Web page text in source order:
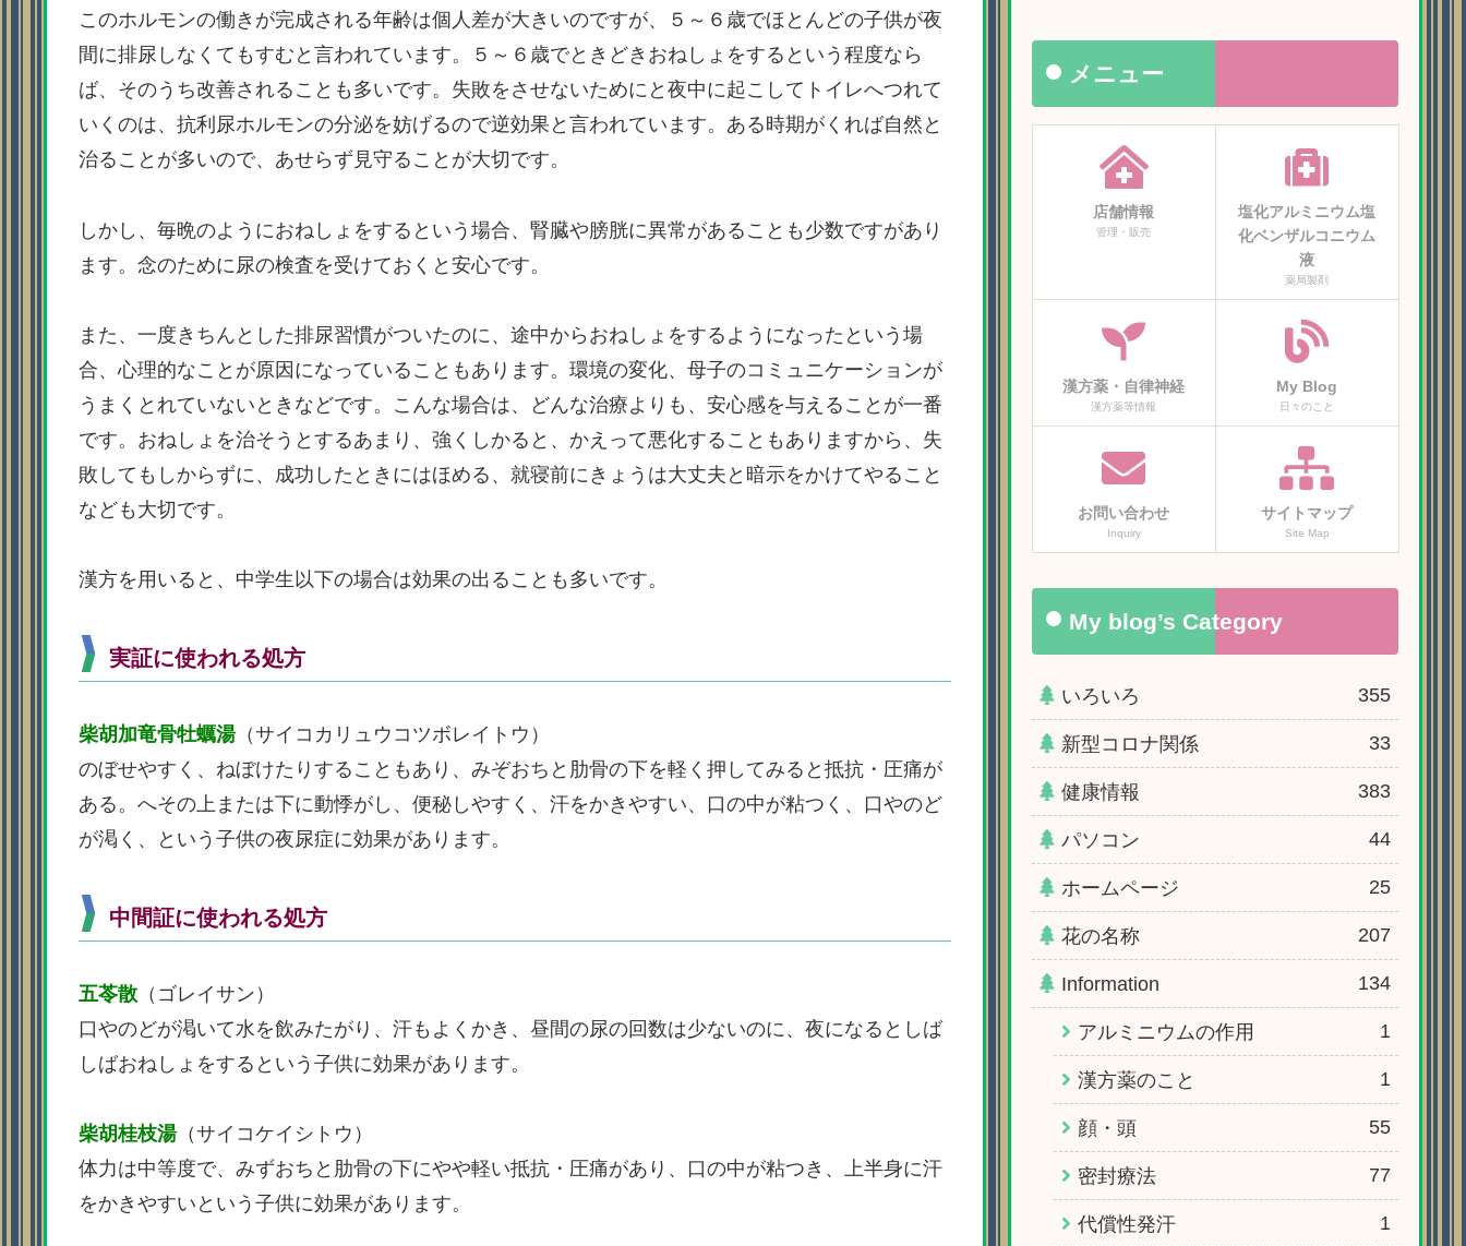
このホルモンの働きが完成される年齢は個人差が大きいのですが、５～６歳でほとんどの子供が夜
間に排尿しなくてもすむと言われています。５～６歳でときどきおねしょをするという程度なら
ば、そのうち改善されることも多いです。失敗をさせないためにと夜中に起こしてトイレへつれて
いくのは、抗利尿ホルモンの分泌を妨げるので逆効果と言われています。ある時期がくれば自然と
治ることが多いので、あせらず見守ることが大切です。
しかし、毎晩のようにおねしょをするという場合、腎臓や膀胱に異常があることも少数ですがあり
ます。念のために尿の検査を受けておくと安心です。
また、一度きちんとした排尿習慣がついたのに、途中からおねしょをするようになったという場
合、心理的なことが原因になっていることもあります。環境の変化、母子のコミュニケーションが
うまくとれていないときなどです。こんな場合は、どんな治療よりも、安心感を与えることが一番
です。おねしょを治そうとするあまり、強くしかると、かえって悪化することもありますから、失
敗してもしからずに、成功したときにはほめる、就寝前にきょうは大丈夫と暗示をかけてやること
なども大切です。
漢方を用いると、中学生以下の場合は効果の出ることも多いです。
実証に使われる処方
柴胡加竜骨牡蠣湯（サイコカリュウコツボレイトウ）
のぼせやすく、ねぼけたりすることもあり、みぞおちと肋骨の下を軽く押してみると抵抗・圧痛が
ある。へその上または下に動悸がし、便秘しやすく、汗をかきやすい、口の中が粘つく、口やのど
が渇く、という子供の夜尿症に効果があります。
中間証に使われる処方
五苓散 （ゴレイサン）
口やのどが渇いて水を飲みたがり、汗もよくかき、昼間の尿の回数は少ないのに、夜になるとしば
しばおねしょをするという子供に効果があります。
柴胡桂枝湯（サイコケイシトウ）
体力は中等度で、みずおちと肋骨の下にやや軽い抵抗・圧痛があり、口の中が粘つき、上半身に汗
をかきやすいという子供に効果があります。
メニュー
店舗情報
管理・販売
塩化アルミニウム塩
化ベンザルコニウム
液
薬局製剤
漢方薬・自律神経
漢方薬等情報
My Blog
日々のこと
お問い合わせ
Inquiry
サイトマップ
Site Map
My blog’s Category
いろいろ 355
新型コロナ関係 33
健康情報 383
パソコン 44
ホームページ 25
花の名称 207
Information 134
アルミニウムの作用 1
漢方薬のこと 1
顔・頭 55
密封療法 77
代償性発汗 1